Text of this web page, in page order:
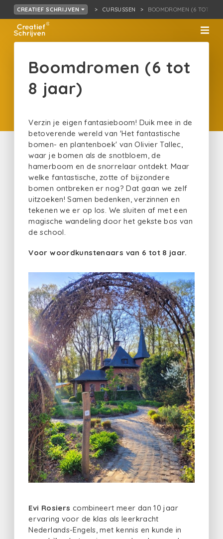
CREATIEF SCHRIJVEN CURSUSSEN BOOMDROMEN (6 TOT 8
Boomdromen (6 tot
8 jaar)
Verzin je eigen fantasieboom! Duik mee in de
betoverende wereld van 'Het fantastische
bomen- en plantenboek' van Olivier Tallec,
waar je bomen als de snotbloem, de
hamerboom en de snorrelaar ontdekt. Maar
welke fantastische, zotte of bijzondere
bomen ontbreken er nog? Dat gaan we zelf
uitzoeken! Samen bedenken, verzinnen en
tekenen we er op los. We sluiten af met een
magische wandeling door het gekste bos van
de school.
Voor woordkunstenaars van 6 tot 8 jaar.
Evi Rosiers combineert meer dan 10 jaar
ervaring voor de klas als leerkracht
Nederlands-Engels, met kennis en kunde in